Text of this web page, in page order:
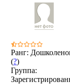
Ранг:
(?)
Группа: